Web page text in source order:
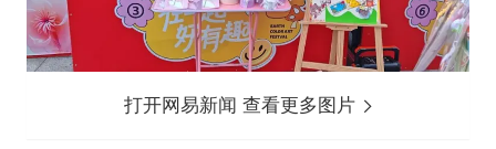
打开网易新闻 查看更多图片